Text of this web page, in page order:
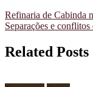
Navegação
de
artigos
Refinaria de Cabinda
Separações e
Related Posts